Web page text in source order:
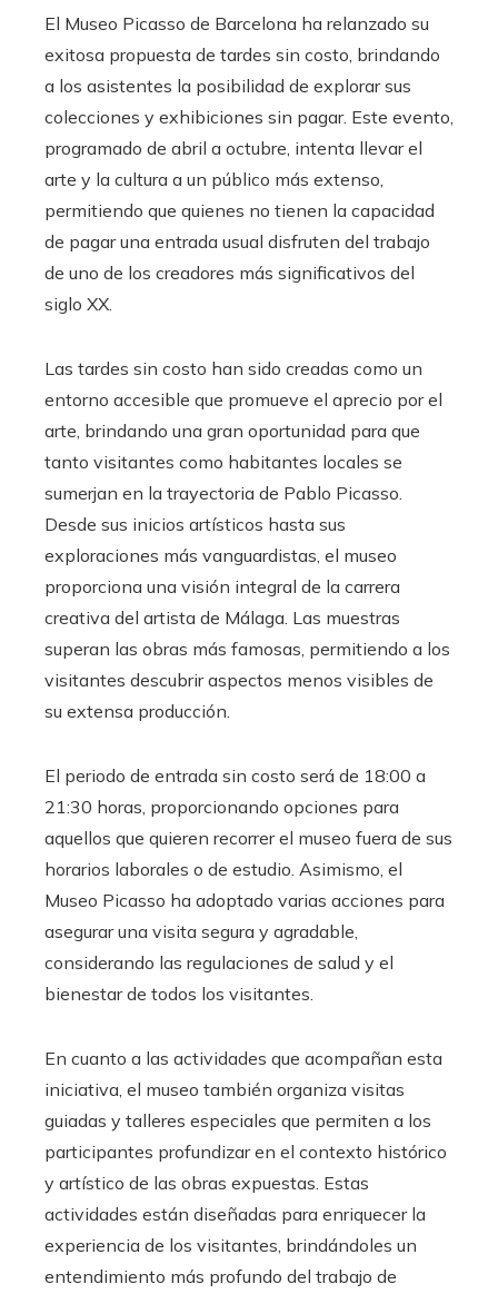
El Museo Picasso de Barcelona ha relanzado su
exitosa propuesta de tardes sin costo, brindando
a los asistentes la posibilidad de explorar sus
colecciones y exhibiciones sin pagar. Este evento,
programado de abril a octubre, intenta llevar el
arte y la cultura a un público más extenso,
permitiendo que quienes no tienen la capacidad
de pagar una entrada usual disfruten del trabajo
de uno de los creadores más significativos del
siglo XX.
Las tardes sin costo han sido creadas como un
entorno accesible que promueve el aprecio por el
arte, brindando una gran oportunidad para que
tanto visitantes como habitantes locales se
sumerjan en la trayectoria de Pablo Picasso.
Desde sus inicios artísticos hasta sus
exploraciones más vanguardistas, el museo
proporciona una visión integral de la carrera
creativa del artista de Málaga. Las muestras
superan las obras más famosas, permitiendo a los
visitantes descubrir aspectos menos visibles de
su extensa producción.
El periodo de entrada sin costo será de 18:00 a
21:30 horas, proporcionando opciones para
aquellos que quieren recorrer el museo fuera de sus
horarios laborales o de estudio. Asimismo, el
Museo Picasso ha adoptado varias acciones para
asegurar una visita segura y agradable,
considerando las regulaciones de salud y el
bienestar de todos los visitantes.
En cuanto a las actividades que acompañan esta
iniciativa, el museo también organiza visitas
guiadas y talleres especiales que permiten a los
participantes profundizar en el contexto histórico
y artístico de las obras expuestas. Estas
actividades están diseñadas para enriquecer la
experiencia de los visitantes, brindándoles un
entendimiento más profundo del trabajo de